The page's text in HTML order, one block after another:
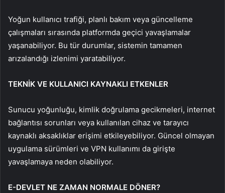
Yoğun kullanıcı trafiği, planlı bakım veya güncelleme
çalışmaları sırasında platformda geçici yavaşlamalar
yaşanabiliyor. Bu tür durumlar, sistemin tamamen
arızalandığı izlenimi yaratabiliyor.
TEKNİK VE KULLANICI KAYNAKLI ETKENLER
Sunucu yoğunluğu, kimlik doğrulama gecikmeleri, internet
bağlantısı sorunları veya kullanılan cihaz ve tarayıcı
kaynaklı aksaklıklar erişimi etkileyebiliyor. Güncel olmayan
uygulama sürümleri ve VPN kullanımı da girişte
yavaşlamaya neden olabiliyor.
E-DEVLET NE ZAMAN NORMALE DÖNER?